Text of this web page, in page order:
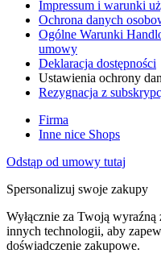
Impressum i warunki
Ochrona danych
Ogólne Warunki
umowy
Deklaracja dostępności
Ustawienia ochrony
Rezygnacja z
Firma
Inne nice Shops
Odstąp od umowy tutaj
Spersonalizuj swoje zakupy
Wyłącznie za Twoją
innych technologii, aby
doświadczenie zakupowe.